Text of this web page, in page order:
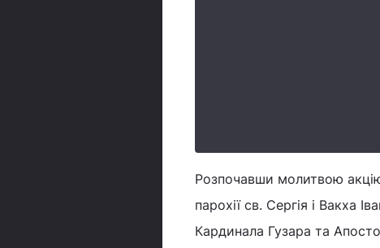
Розпочавши молитвою акцію
парохії св. Сергія і Вакха
Кардинала Гузара та